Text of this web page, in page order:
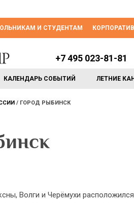
И СТУДЕНТАМ
КАЛЕНДАРЬ СОБЫТИЙ ЛЕТНИЕ
+7 495 023-81-81
ГОРОД РЫБИНСК
Волги и Черёмухи